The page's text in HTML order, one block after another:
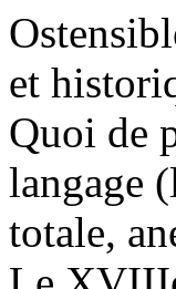
et
Quoi de
langage
totale,